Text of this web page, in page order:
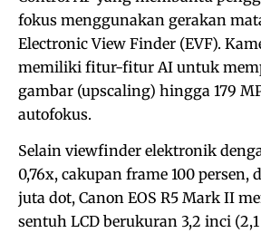
fokus menggunakan gerakan
Electronic View Finder (EVF).
memiliki fitur-fitur AI untuk
gambar (upscaling) hingga 179
autofokus.
Selain viewfinder elektronik
0,76x, cakupan frame 100 persen,
juta dot, Canon EOS R5 Mark II
sentuh LCD berukuran 3,2 inci